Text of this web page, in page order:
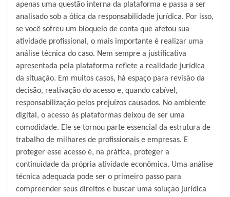
apenas uma questão interna da plataforma e passa a ser
analisado sob a ótica da responsabilidade jurídica. Por isso,
se você sofreu um bloqueio de conta que afetou sua
atividade profissional, o mais importante é realizar uma
análise técnica do caso. Nem sempre a justificativa
apresentada pela plataforma reflete a realidade jurídica
da situação. Em muitos casos, há espaço para revisão da
decisão, reativação do acesso e, quando cabível,
responsabilização pelos prejuízos causados. No ambiente
digital, o acesso às plataformas deixou de ser uma
comodidade. Ele se tornou parte essencial da estrutura de
trabalho de milhares de profissionais e empresas. E
proteger esse acesso é, na prática, proteger a
continuidade da própria atividade econômica. Uma análise
técnica adequada pode ser o primeiro passo para
compreender seus direitos e buscar uma solução jurídica